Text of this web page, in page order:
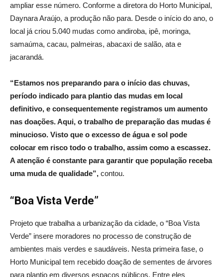
ampliar esse número. Conforme a diretora do Horto Municipal,
Daynara Araújo, a produção não para. Desde o início do ano, o
local já criou 5.040 mudas como andiroba, ipê, moringa,
samaúma, cacau, palmeiras, abacaxi de salão, ata e
jacarandá.
“Estamos nos preparando para o início das chuvas,
período indicado para plantio das mudas em local
definitivo, e consequentemente registramos um aumento
nas doações. Aqui, o trabalho de preparação das mudas é
minucioso. Visto que o excesso de água e sol pode
colocar em risco todo o trabalho, assim como a escassez.
A atenção é constante para garantir que população receba
uma muda de qualidade”, contou.
“Boa Vista Verde”
Projeto que trabalha a urbanização da cidade, o “Boa Vista
Verde” insere moradores no processo de construção de
ambientes mais verdes e saudáveis. Nesta primeira fase, o
Horto Municipal tem recebido doação de sementes de árvores
para plantio em diversos espaços públicos. Entre eles